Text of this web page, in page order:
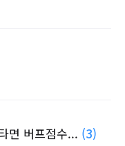
면 버프점수... (3)